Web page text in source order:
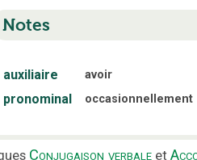
Notes
auxiliaire avoir
pronominal occasionnellement
Conjugaison verbale et